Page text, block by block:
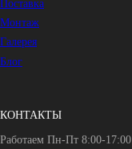
Поставка
Монтаж
Галерея
Блог
КОНТАКТЫ
Работаем Пн-Пт 8:00-17:00